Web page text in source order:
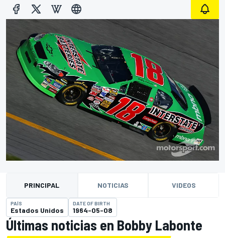
PRINCIPAL NOTICIAS VIDEOS
PAÍS
Estados Unidos
DATE OF BIRTH
1964-05-08
Últimas noticias en Bobby Labonte